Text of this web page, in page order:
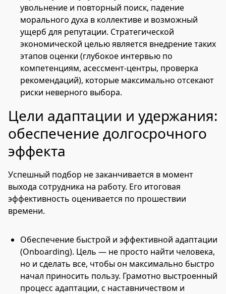
увольнение и повторный поиск, падение
морального духа в коллективе и возможный
ущерб для репутации. Стратегической
экономической целью является внедрение таких
этапов оценки (глубокое интервью по
компетенциям, асессмент-центры, проверка
рекомендаций), которые максимально отсекают
риски неверного выбора.
Цели адаптации и удержания:
обеспечение долгосрочного
эффекта
Успешный подбор не заканчивается в момент
выхода сотрудника на работу. Его итоговая
эффективность оценивается по прошествии
времени.
Обеспечение быстрой и эффективной адаптации
(Onboarding). Цель — не просто найти человека,
но и сделать все, чтобы он максимально быстро
начал приносить пользу. Грамотно выстроенный
процесс адаптации, с наставничеством и